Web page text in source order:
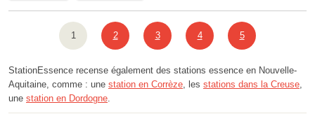
1 2 3 4 5
StationEssence recense également des stations essence en Nouvelle-
Aquitaine, comme : une station en Corrèze , les stations dans la Creuse
une station en Dordogne